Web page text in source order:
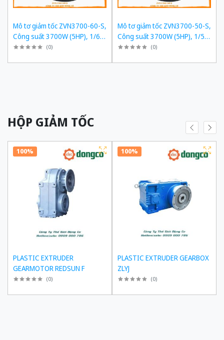
Mô tơ giảm tốc ZVN3700-60-S,
Công suất 3700W (5HP), 1/60,
Chân đế
(0)
Mô tơ giảm tốc ZVN3700-50-S,
Công suất 3700W (5HP), 1/50,
Chân đế
(0)
HỘP GIẢM TỐC
100%
PLASTIC EXTRUDER
GEARMOTOR REDSUN F
(0)
100%
PLASTIC EXTRUDER GEARBOX
ZLYJ
(0)